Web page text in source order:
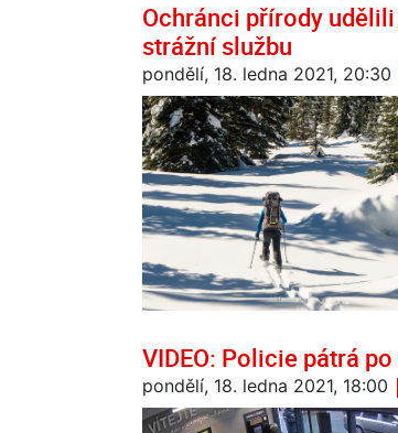
Ochránci přírody
strážní službu
pondělí, 18. ledna 2021, 20:30
VIDEO: Policie pátrá
pondělí, 18. ledna 2021, 18:00